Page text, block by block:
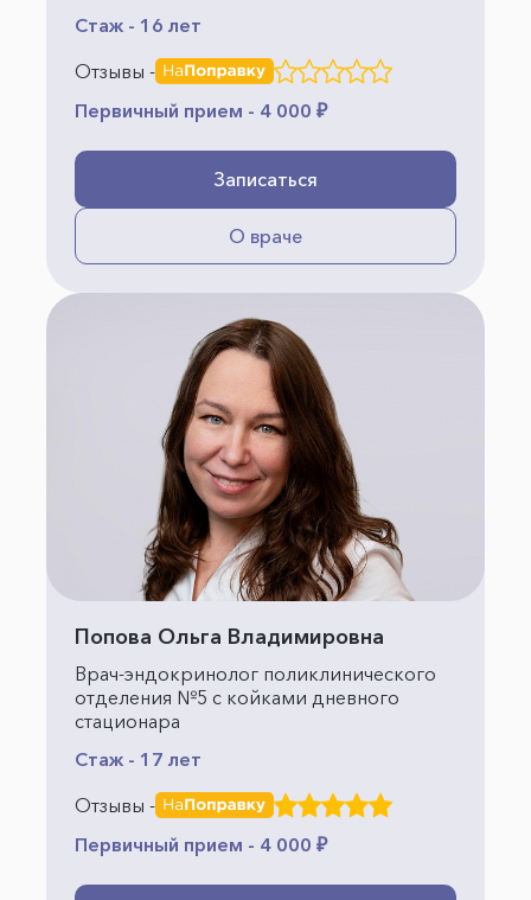
Стаж - 16 лет
Отзывы -
Первичный прием - 4 000 ₽
Записаться
О враче
Попова Ольга Владимировна
Врач-эндокринолог поликлинического
отделения №5 с койками дневного
стационара
Стаж - 17 лет
Отзывы -
Первичный прием - 4 000 ₽